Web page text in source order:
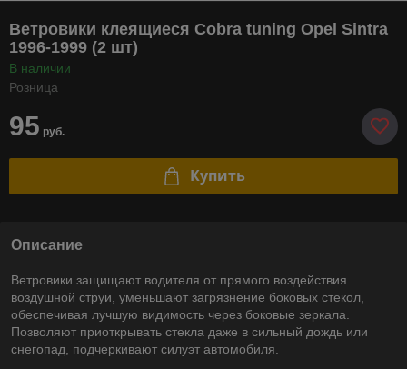
Ветровики клеящиеся Cobra tuning Opel Sintra
1996-1999 (2 шт)
В наличии
Розница
95 руб.
Купить
Описание
Ветровики защищают водителя от прямого воздействия
воздушной струи, уменьшают загрязнение боковых стекол,
обеспечивая лучшую видимость через боковые зеркала.
Позволяют приоткрывать стекла даже в сильный дождь или
снегопад, подчеркивают силуэт автомобиля.